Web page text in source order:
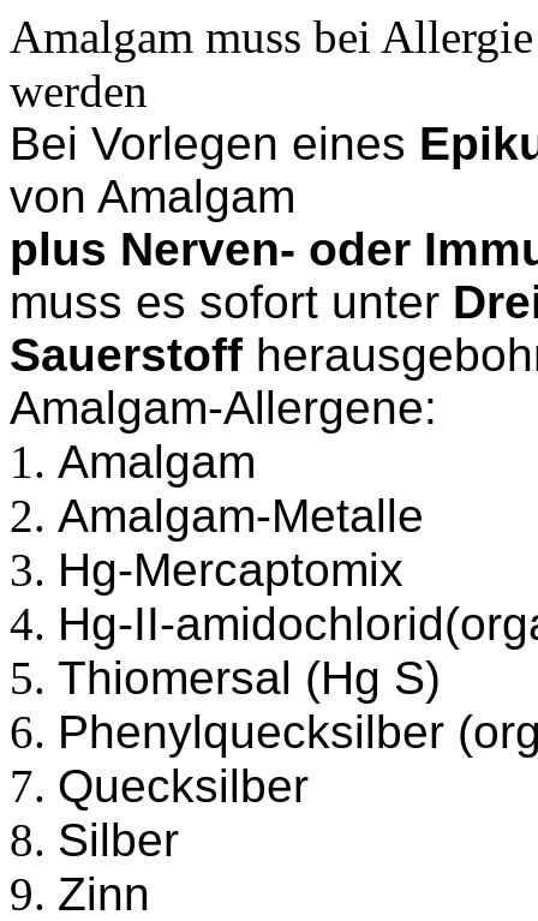
Amalgam muss bei
werden
Bei Vorlegen eines
von Amalgam
plus Nerven- oder
muss es sofort unter
Sauerstoff
Amalgam-Allergene:
Amalgam
Amalgam-Metalle
Hg-Mercaptomix
Hg-II-amidochlorid(
Thiomersal (Hg S)
Phenylquecksilber (
Quecksilber
Silber
Zinn